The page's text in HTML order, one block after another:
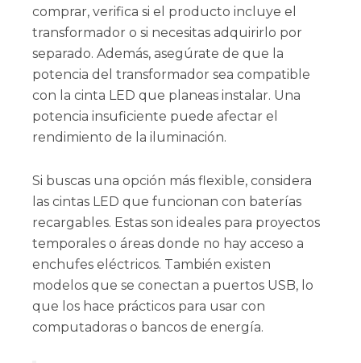
comprar, verifica si el producto incluye el
transformador o si necesitas adquirirlo por
separado. Además, asegúrate de que la
potencia del transformador sea compatible
con la cinta LED que planeas instalar. Una
potencia insuficiente puede afectar el
rendimiento de la iluminación.
Si buscas una opción más flexible, considera
las cintas LED que funcionan con baterías
recargables. Estas son ideales para proyectos
temporales o áreas donde no hay acceso a
enchufes eléctricos. También existen
modelos que se conectan a puertos USB, lo
que los hace prácticos para usar con
computadoras o bancos de energía.